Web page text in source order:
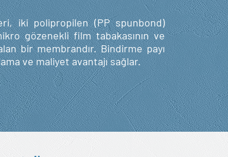
iki polipropilen (PP spunbond)
gözenekli film tabakasının ve
bir membrandır. Bindirme payı
ve maliyet avantajı sağlar.